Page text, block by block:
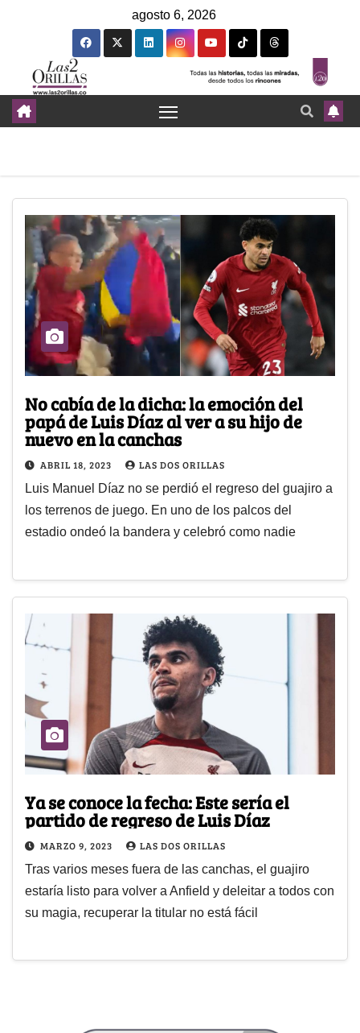
agosto 6, 2026
No cabía de la dicha: la emoción del
papá de Luis Díaz al ver a su hijo de
nuevo en la canchas
ABRIL 18, 2023 LAS DOS ORILLAS
Luis Manuel Díaz no se perdió el regreso del guajiro a
los terrenos de juego. En uno de los palcos del
estadio ondeó la bandera y celebró como nadie
Ya se conoce la fecha: Este sería el
partido de regreso de Luis Díaz
MARZO 9, 2023 LAS DOS ORILLAS
Tras varios meses fuera de las canchas, el guajiro
estaría listo para volver a Anfield y deleitar a todos con
su magia, recuperar la titular no está fácil